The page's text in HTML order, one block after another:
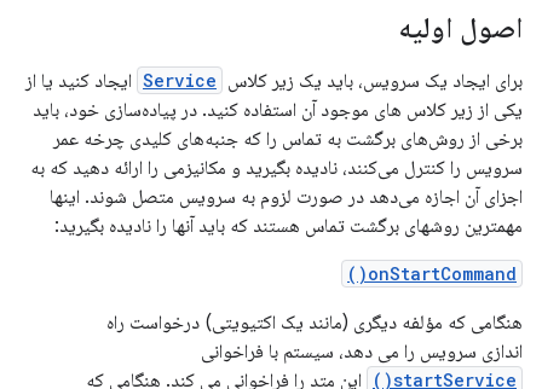
اصول اولیه
برای ایجاد یک سرویس، باید یک زیر کلاس Service ایجاد کنید یا از
یکی از زیر کلاس های موجود آن استفاده کنید. در پیاده‌سازی خود، باید
برخی از روش‌های برگشت به تماس را که جنبه‌های کلیدی چرخه عمر
سرویس را کنترل می‌کنند، نادیده بگیرید و مکانیزمی را ارائه دهید که به
اجزای آن اجازه می‌دهد در صورت لزوم به سرویس متصل شوند. اینها
مهمترین روشهای برگشت تماس هستند که باید آنها را نادیده بگیرید:
onStartCommand()
هنگامی که مؤلفه دیگری (مانند یک اکتیویتی) درخواست راه
اندازی سرویس را می دهد، سیستم با فراخوانی
startService() این متد را فراخوانی می کند. هنگامی که